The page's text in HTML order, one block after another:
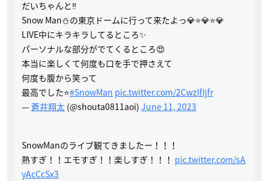
だいちゃんと‼️
Snow Man⛄️の東京ドームに行って来たよっ💎⭐️💎⭐💎
LIVE中にキラキラしてるところ✨
パーソナルな部分がでてくるところ😍
本当に楽しくて何度も口を手で押さえて
何度も腹から笑って
最高でした⭐️#SnowMan pic.twitter.com/2CwzlfIjfr
— 蒼井翔太 (@shouta0811aoi) June 11, 2023
SnowManのライブ観てきましたー！！！
熱すぎ！！エモすぎ！！楽しすぎ！！！ pic.twitter.com/sA
yAcCcSx3